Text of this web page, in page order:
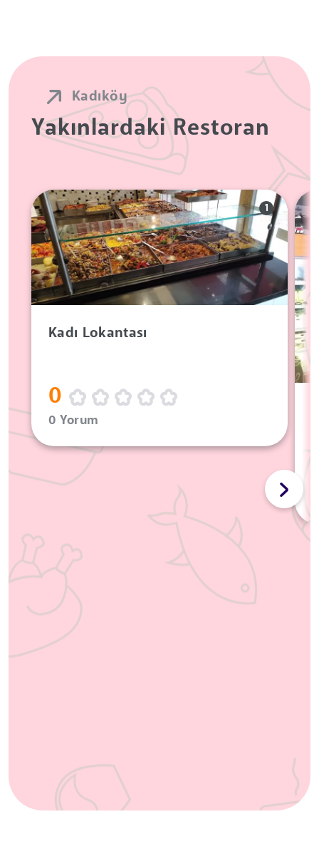
Kadıköy
Yakınlardaki Restoran
1
Kadı Lokantası
0
0 Yorum